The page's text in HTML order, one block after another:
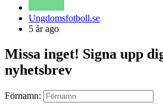
Posted
by
Ungdomsfotboll.se
5 år ago
Missa inget! Signa upp
nyhetsbrev
Förnamn: